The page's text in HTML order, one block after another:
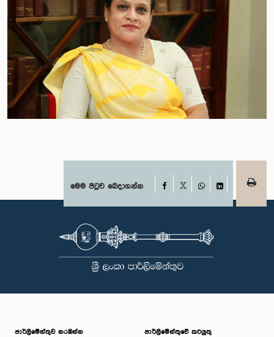
මෙම පිටුව බෙදාගන්න Facebook
WhatsAppLinkedIn
පාර්ලි‌මේන්තුව නරඹන්න පාර්ලිමේන්තුවේ කටයුතු